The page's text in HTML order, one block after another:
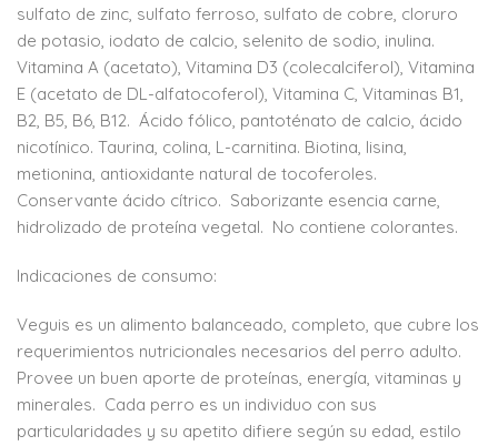
sulfato de zinc, sulfato ferroso, sulfato de cobre, cloruro
de potasio, iodato de calcio, selenito de sodio, inulina.
Vitamina A (acetato), Vitamina D3 (colecalciferol), Vitamina
E (acetato de DL-alfatocoferol), Vitamina C, Vitaminas B1,
B2, B5, B6, B12. Ácido fólico, pantoténato de calcio, ácido
nicotínico. Taurina, colina, L-carnitina. Biotina, lisina,
metionina, antioxidante natural de tocoferoles.
Conservante ácido cítrico. Saborizante esencia carne,
hidrolizado de proteína vegetal. No contiene colorantes.
Indicaciones de consumo:
Veguis es un alimento balanceado, completo, que cubre los
requerimientos nutricionales necesarios del perro adulto.
Provee un buen aporte de proteínas, energía, vitaminas y
minerales. Cada perro es un individuo con sus
particularidades y su apetito difiere según su edad, estilo